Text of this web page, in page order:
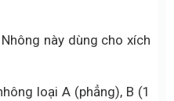
này dùng cho xích
loại A (phẳng), B (1